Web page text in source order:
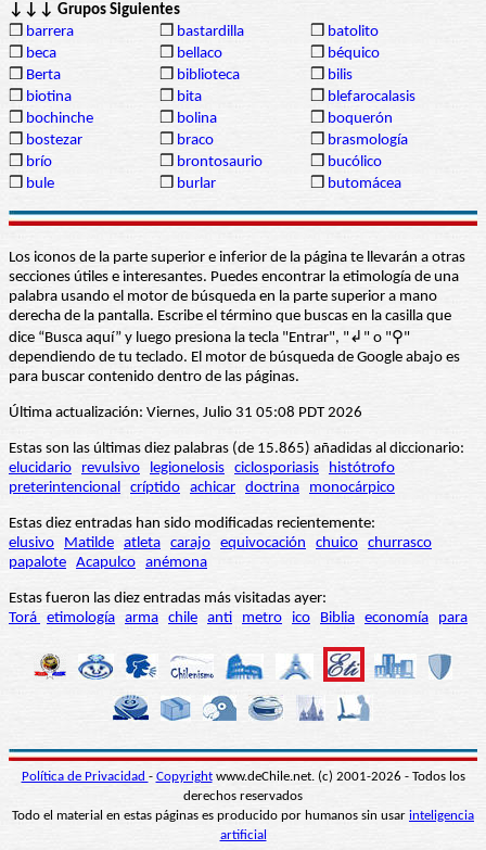
↓↓↓ Grupos Siguientes
❒ barrera ❒ bastardilla ❒ batolito
❒ beca ❒ bellaco ❒ béquico
❒ Berta ❒ biblioteca ❒ bilis
❒ biotina ❒ bita ❒ blefarocalasis
❒ bochinche ❒ bolina ❒ boquerón
❒ bostezar ❒ braco ❒ brasmología
❒ brío ❒ brontosaurio ❒ bucólico
❒ bule ❒ burlar ❒ butomácea
Los iconos de la parte superior e inferior de la página te llevarán a otras
secciones útiles e interesantes. Puedes encontrar la etimología de una
palabra usando el motor de búsqueda en la parte superior a mano
derecha de la pantalla. Escribe el término que buscas en la casilla que
dice “Busca aquí” y luego presiona la tecla "Entrar", "↲" o "⚲"
dependiendo de tu teclado. El motor de búsqueda de Google abajo es
para buscar contenido dentro de las páginas.
Última actualización: Viernes, Julio 31 05:08 PDT 2026
Estas son las últimas diez palabras (de 15.865) añadidas al diccionario:
elucidario
revulsivo legionelosis ciclosporiasis
histótrofo
preterintencional críptido achicar doctrina monocárpico
Estas diez entradas han sido modificadas recientemente:
elusivo
Matilde atleta carajo equivocación chuico churrasco
papalote Acapulco anémona
Estas fueron las diez entradas más visitadas ayer:
Torá etimología arma chile anti metro ico Biblia economía para
Política de Privacidad - Copyrightwww.deChile.net. (c) 2001-2026 - Todos los
derechos reservados
Todo el material en estas páginas es producido por humanos sin usar inteligencia
artificial